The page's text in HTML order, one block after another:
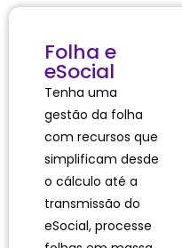
Folha e
eSocial
Tenha uma
gestão da folha
com recursos que
simplificam desde
o cálculo até a
transmissão do
eSocial, processe